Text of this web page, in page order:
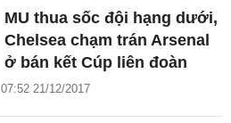
MU thua sốc đội hạng dưới,
Chelsea chạm trán Arsenal
ở bán kết Cúp liên đoàn
07:52 21/12/2017